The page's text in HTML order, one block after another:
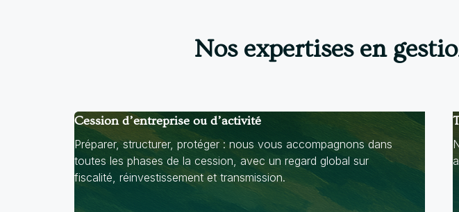
Nos expertises en
Cession d’entreprise ou d’activité
Préparer, structurer, protéger : nous vous accompagnons dans
toutes les phases de la cession, avec un regard global sur
fiscalité, réinvestissement et transmission.